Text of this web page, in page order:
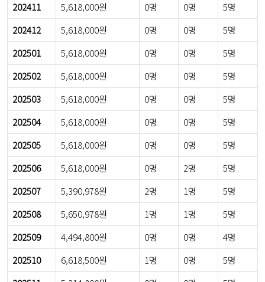
202411
5,618,000원 0명 0명
5명
202412
5,618,000원 0명 0명
5명
202501
5,618,000원 0명 0명
5명
202502
5,618,000원 0명 0명
5명
202503
5,618,000원 0명 0명
5명
202504
5,618,000원 0명 0명
5명
202505
5,618,000원 0명 0명
5명
202506
5,618,000원 0명 2명
5명
202507
5,390,978원 2명 1명
5명
202508
5,650,978원 1명 1명
5명
202509
4,494,800원 0명 0명
4명
202510
6,618,500원 1명 0명
5명